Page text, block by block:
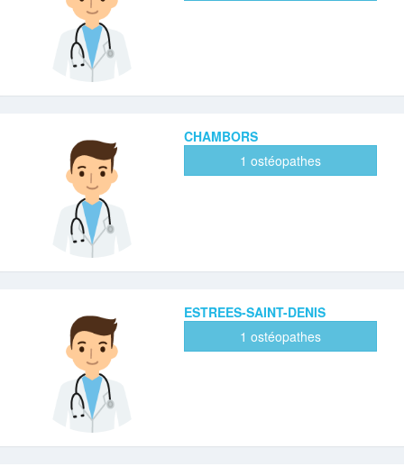
CHAMBORS
1 ostéopathes
ESTREES-SAINT-DENIS
1 ostéopathes